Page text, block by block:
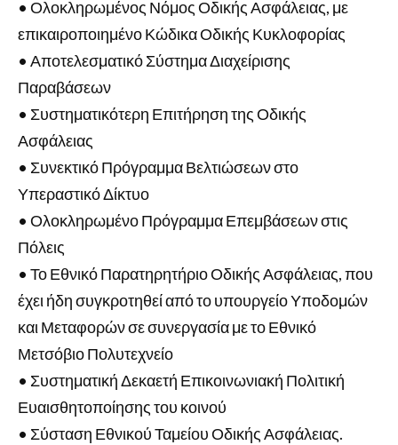
• Ολοκληρωμένος Νόμος Οδικής Ασφάλειας, με
επικαιροποιημένο Κώδικα Οδικής Κυκλοφορίας
• Αποτελεσματικό Σύστημα Διαχείρισης
Παραβάσεων
• Συστηματικότερη Επιτήρηση της Οδικής
Ασφάλειας
• Συνεκτικό Πρόγραμμα Βελτιώσεων στο
Υπεραστικό Δίκτυο
• Ολοκληρωμένο Πρόγραμμα Επεμβάσεων στις
Πόλεις
• Το Εθνικό Παρατηρητήριο Οδικής Ασφάλειας, που
έχει ήδη συγκροτηθεί από το υπουργείο Υποδομών
και Μεταφορών σε συνεργασία με το Εθνικό
Μετσόβιο Πολυτεχνείο
• Συστηματική Δεκαετή Επικοινωνιακή Πολιτική
Ευαισθητοποίησης του κοινού
• Σύσταση Εθνικού Ταμείου Οδικής Ασφάλειας.